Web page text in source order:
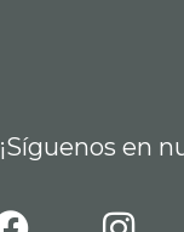
¡Síguenos en